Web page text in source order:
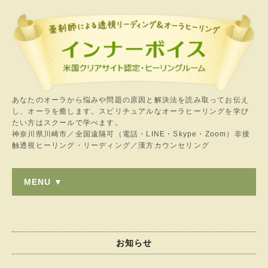
あなたのオーラから悩みや問題の原因と解決法を読み取ってお伝え
し、オーラを癒します。スピリチュアルなオーラヒーリングを学び
たい方はスクールで学べます。
神奈川県川崎市／全国遠隔可（電話・LINE・Skype・Zoom）非接
触透視ヒーリング・リーディング／漢方カウンセリング
MENU ▼
お知らせ